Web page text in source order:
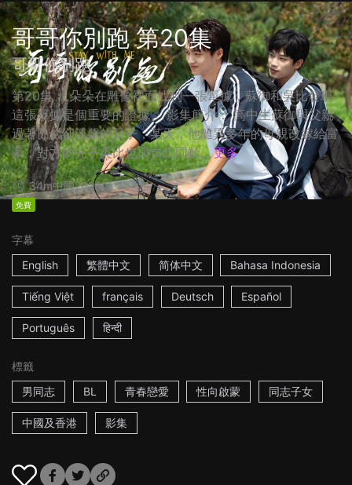
哥哥你別跑 第20集
哥哥你别跑
第20集： 朵朵在雕像裡面找到一張單據，蘇御和吳比發現
這張單據是個重要的證據。 影集簡介： 高中生蘇御與父親
過著節儉卻溫馨的日子，某天，他離異多年的母親改嫁給富
豪，對方的兒子吳比也與自己同齡... 更多
34m中國2023
免費
字幕
English
繁體中文 简体中文 Bahasa Indonesia
Tiếng Việt français Deutsch Español
Português हिन्दी
標籤
男同志
BL 青春戀愛 性向啟蒙 同志子女
中國及香港 影集